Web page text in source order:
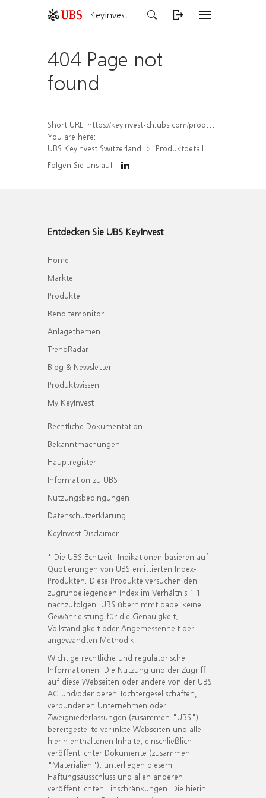
KeyInvest
404 Page not
found
Short URL: https://keyinvest-ch.ubs.com/produkt/detail/index/isin/CH1579760609
You are here:
UBS KeyInvest Switzerland
Produktdetail
Folgen Sie uns auf
Entdecken Sie UBS KeyInvest
Home
Märkte
Produkte
Renditemonitor
Anlagethemen
TrendRadar
Blog & Newsletter
Produktwissen
My KeyInvest
Rechtliche Dokumentation
Bekanntmachungen
Hauptregister
Information zu UBS
Nutzungsbedingungen
Datenschutzerklärung
KeyInvest Disclaimer
* Die UBS Echtzeit- Indikationen basieren auf
Quotierungen von UBS emittierten Index-
Produkten. Diese Produkte versuchen den
zugrundeliegenden Index im Verhältnis 1:1
nachzufolgen. UBS übernimmt dabei keine
Gewährleistung für die Genauigkeit,
Vollständigkeit oder Angemessenheit der
angewandten Methodik.
Wichtige rechtliche und regulatorische
Informationen. Die Nutzung und der Zugriff
auf diese Webseiten oder andere von der UBS
AG und/oder deren Tochtergesellschaften,
verbundenen Unternehmen oder
Zweigniederlassungen (zusammen "UBS")
bereitgestellte verlinkte Webseiten und alle
hierin enthaltenen Inhalte, einschließlich
veröffentlichter Dokumente (zusammen
"Materialien"), unterliegen diesem
Haftungsausschluss und allen anderen
veröffentlichten Einschränkungen. Die hierin